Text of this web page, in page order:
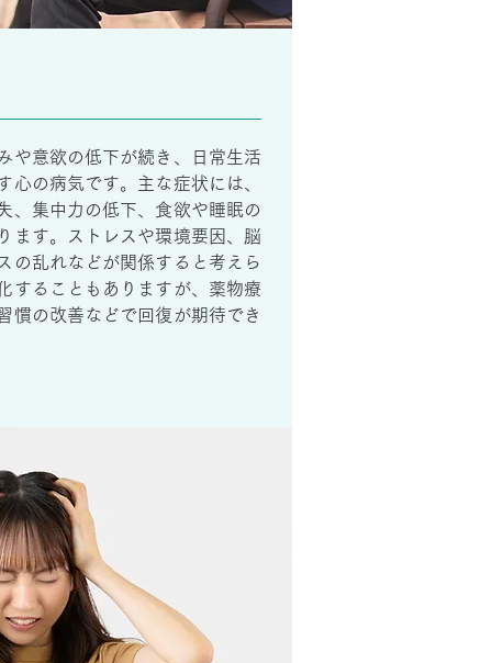
や意欲の低下が続き、日常生活
心の病気です。主な症状には、
、集中力の低下、食欲や睡眠の
ます。ストレスや環境要因、脳
の乱れなどが関係すると考えら
することもありますが、薬物療
慣の改善などで回復が期待でき